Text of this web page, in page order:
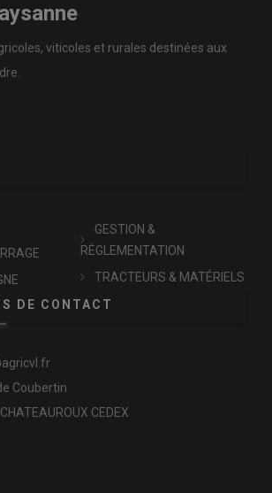
viticoles et rurales destinées aux
GESTION &
RÉGLEMENTATION
TRACTEURS & MATÉRIELS
DE CONTACT
Coubertin
CEDEX